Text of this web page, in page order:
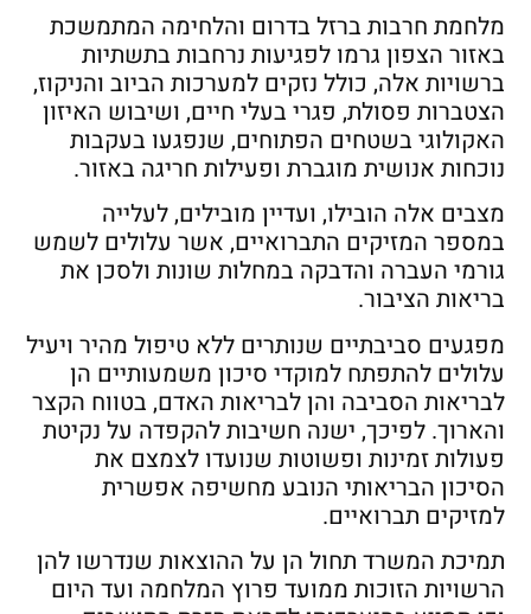
מלחמת חרבות ברזל בדרום והלחימה המתמשכת
באזור הצפון גרמו לפגיעות נרחבות בתשתיות
ברשויות אלה, כולל נזקים למערכות הביוב והניקוז,
הצטברות פסולת, פגרי בעלי חיים, ושיבוש האיזון
האקולוגי בשטחים הפתוחים, שנפגעו בעקבות
נוכחות אנושית מוגברת ופעילות חריגה באזור.
מצבים אלה הובילו, ועדיין מובילים, לעלייה
במספר המזיקים התברואיים, אשר עלולים לשמש
גורמי העברה והדבקה במחלות שונות ולסכן את
בריאות הציבור.
מפגעים סביבתיים שנותרים ללא טיפול מהיר ויעיל
עלולים להתפתח למוקדי סיכון משמעותיים הן
לבריאות הסביבה והן לבריאות האדם, בטווח הקצר
והארוך. לפיכך, ישנה חשיבות להקפדה על נקיטת
פעולות זמינות ופשוטות שנועדו לצמצם את
הסיכון הבריאותי הנובע מחשיפה אפשרית
למזיקים תברואיים.
תמיכת המשרד תחול הן על ההוצאות שנדרשו להן
הרשויות הזוכות ממועד פרוץ המלחמה ועד היום